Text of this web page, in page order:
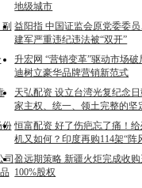
地级城市
益阳指 中国证监会原党委委
建军严重违纪违法被“双开”
升宏网 “营销变革”驱动市场
迪树立豪华品牌营销新范式
天弘配资 设立台湾光复纪念
家主权、统一、领土完整的坚
份 恒富配资 好了伤疤忘了痛！
机又如何？印度再购114架“阵
司 盈远期策略 新疆火炬完成收
100%股权